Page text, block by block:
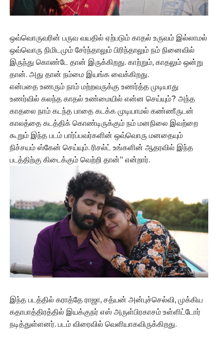
ஒவ்வொருவரின் பருவ வயதில் ஏற்படும் காதல் உருவம் இல்லாமல்
ஒவ்வொரு நிமிடமும் சேர்ந்தாலும் பிரிந்தாலும் நம் நினைவில்
இருந்து கொண்டே தான் இருக்கிறது. காற்றும், காதலும் ஒன்று
தான். அது தான் நம்மை இயங்க வைக்கிறது.
என்பதை உணரும் நாம் மற்றவருக்கு உணர்த்த முடியாது
உணர்வில் கலந்த காதல் உண்மையில் என்ன செய்யும்? அந்த
காதலை நாம் கடந்த பாதை கடக்க முடியாமல் கண்ணீருடன்
காலத்தை கடத்திக் கொண்டிருக்கும் நம் மனநிலை இவற்றை
கூறும் இந்த படம் பார்ப்பவர்களின் ஒவ்வொரு மனதையும்
நிச்சயம் ஸ்கேன் செய்யும். ரிசல்ட் உங்களின் ஆதரவில் இந்த
படத்திற்கு கிடைக்கும் வெற்றி தான்” என்றார்.
இந்த படத்தில் கராத்தே ராஜா, சத்யன் அன்புச்செல்வி, முக்கிய
கதாபாத்திரத்தில் இயக்குநர் எஸ் அருள்பிரகாசம் உள்ளிட்டோர்
நடித்துள்ளனர். படம் விரைவில் வெளியாகவிருக்கிறது.